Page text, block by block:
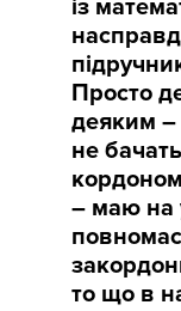
із
Просто
деяким –
не
– маю на
то що в